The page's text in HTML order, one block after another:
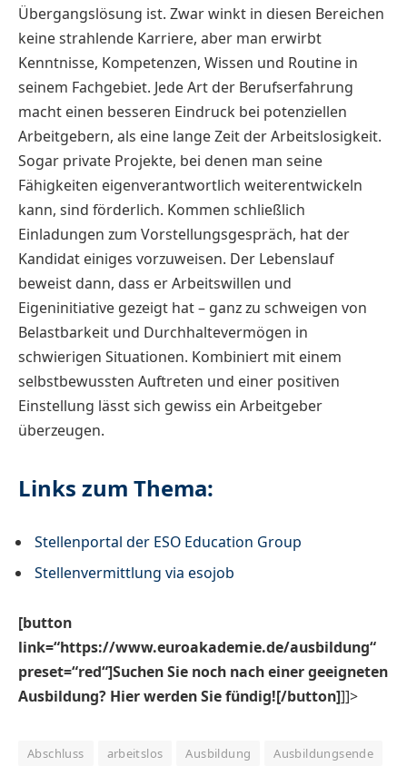
Übergangslösung ist. Zwar winkt in diesen Bereichen
keine strahlende Karriere, aber man erwirbt
Kenntnisse, Kompetenzen, Wissen und Routine in
seinem Fachgebiet. Jede Art der Berufserfahrung
macht einen besseren Eindruck bei potenziellen
Arbeitgebern, als eine lange Zeit der Arbeitslosigkeit.
Sogar private Projekte, bei denen man seine
Fähigkeiten eigenverantwortlich weiterentwickeln
kann, sind förderlich. Kommen schließlich
Einladungen zum Vorstellungsgespräch, hat der
Kandidat einiges vorzuweisen. Der Lebenslauf
beweist dann, dass er Arbeitswillen und
Eigeninitiative gezeigt hat – ganz zu schweigen von
Belastbarkeit und Durchhaltevermögen in
schwierigen Situationen. Kombiniert mit einem
selbstbewussten Auftreten und einer positiven
Einstellung lässt sich gewiss ein Arbeitgeber
überzeugen.
Links zum Thema:
Stellenportal der ESO Education Group
Stellenvermittlung via esojob
[button
link=“https://www.euroakademie.de/ausbildung“
preset=“red“]Suchen Sie noch nach einer geeigneten
Ausbildung? Hier werden Sie fündig![/button]]]>
Abschluss arbeitslos Ausbildung Ausbildungsende